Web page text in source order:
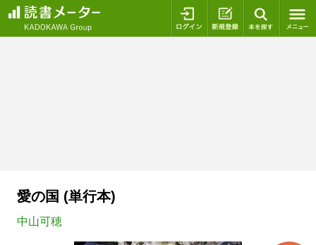
ログイン 新規登録
愛の国 (単行本)
中山可穂